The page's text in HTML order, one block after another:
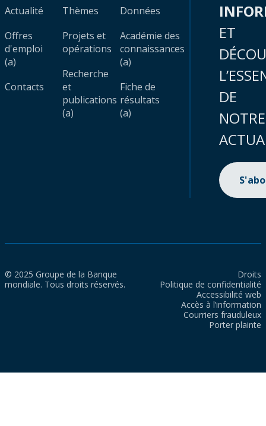
Actualité
Offres
d'emploi
(a)
Contacts
Thèmes
Projets et
opérations
Recherche
et
publications
(a)
Données
Académie des
connaissances
(a)
Fiche de
résultats
(a)
ET
DE
NOTRE
© 2025 Groupe de la Banque
mondiale. Tous droits réservés.
Droits
Politique de confidentialité
Accessibilité web
Accès à l’information
Courriers frauduleux
Porter plainte